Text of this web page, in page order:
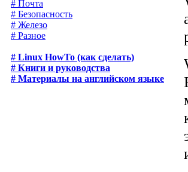
# Почта
# Безопасность
# Железо
# Разное
# Linux HowTo (как сделать)
# Книги и руководства
# Материалы на английском языке